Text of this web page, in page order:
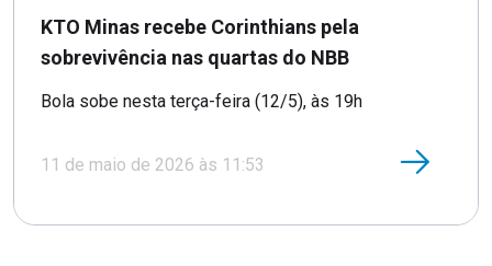
KTO Minas recebe Corinthians pela
sobrevivência nas quartas do NBB
Bola sobe nesta terça-feira (12/5), às 19h
11 de maio de 2026 às 11:53